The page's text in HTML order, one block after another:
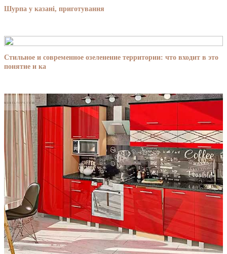
Шурпа у казані, приготування
Стильное и современное озеленение территории: что входит в это
понятие и ка